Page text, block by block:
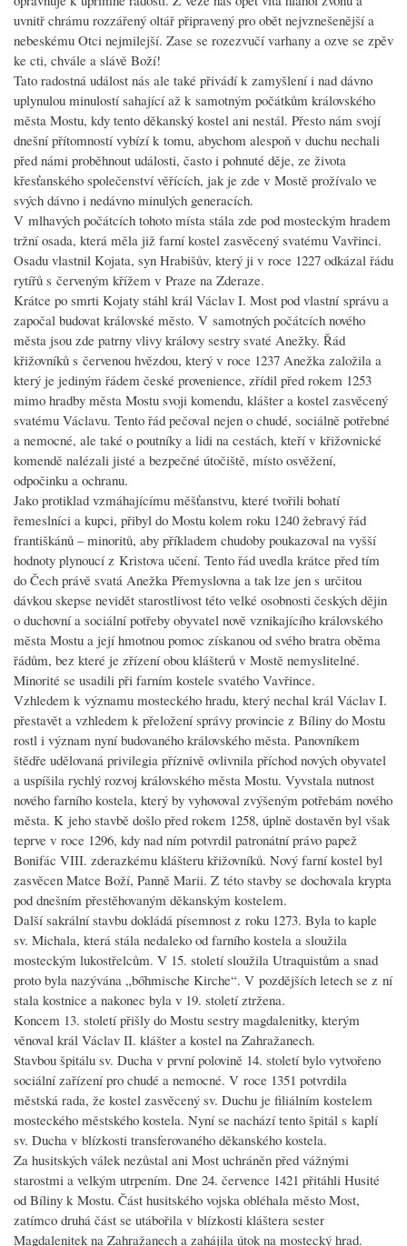
uvnitř chrámu rozzářený oltář připravený pro obět nejvznešenější a
nebeskému Otci nejmilejší. Zase se rozezvučí varhany a ozve se zpěv
ke cti, chvále a slávě Boží!
Tato radostná událost nás ale také přivádí k zamyšlení i nad dávno
uplynulou minulostí sahající až k samotným počátkům královského
města Mostu, kdy tento děkanský kostel ani nestál. Přesto nám svojí
dnešní přítomností vybízí k tomu, abychom alespoň v duchu nechali
před námi proběhnout události, často i pohnuté děje, ze života
křesťanského společenství věřících, jak je zde v Mostě prožívalo ve
svých dávno i nedávno minulých generacích.
V mlhavých počátcích tohoto místa stála zde pod mosteckým hradem
tržní osada, která měla již farní kostel zasvěcený svatému Vavřinci.
Osadu vlastnil Kojata, syn Hrabišův, který ji v roce 1227 odkázal řádu
rytířů s červeným křížem v Praze na Zderaze.
Krátce po smrti Kojaty stáhl král Václav I. Most pod vlastní správu a
započal budovat královské město. V samotných počátcích nového
města jsou zde patrny vlivy královy sestry svaté Anežky. Řád
křižovníků s červenou hvězdou, který v roce 1237 Anežka založila a
který je jediným řádem české provenience, zřídil před rokem 1253
mimo hradby města Mostu svoji komendu, klášter a kostel zasvěcený
svatému Václavu. Tento řád pečoval nejen o chudé, sociálně potřebné
a nemocné, ale také o poutníky a lidi na cestách, kteří v křižovnické
komendě nalézali jisté a bezpečné útočiště, místo osvěžení,
odpočinku a ochranu.
Jako protiklad vzmáhajícímu měšťanstvu, které tvořili bohatí
řemeslníci a kupci, přibyl do Mostu kolem roku 1240 žebravý řád
františkánů – minoritů, aby příkladem chudoby poukazoval na vyšší
hodnoty plynoucí z Kristova učení. Tento řád uvedla krátce před tím
do Čech právě svatá Anežka Přemyslovna a tak lze jen s určitou
dávkou skepse nevidět starostlivost této velké osobnosti českých dějin
o duchovní a sociální potřeby obyvatel nově vznikajícího královského
města Mostu a její hmotnou pomoc získanou od svého bratra oběma
řádům, bez které je zřízení obou klášterů v Mostě nemyslitelné.
Minorité se usadili při farním kostele svatého Vavřince.
Vzhledem k významu mosteckého hradu, který nechal král Václav I.
přestavět a vzhledem k přeložení správy provincie z Bíliny do Mostu
rostl i význam nyní budovaného královského města. Panovníkem
štědře udělovaná privilegia příznivě ovlivnila příchod nových obyvatel
a uspíšila rychlý rozvoj královského města Mostu. Vyvstala nutnost
nového farního kostela, který by vyhovoval zvýšeným potřebám nového
města. K jeho stavbě došlo před rokem 1258, úplně dostavěn byl však
teprve v roce 1296, kdy nad ním potvrdil patronátní právo papež
Bonifác VIII. zderazkému klášteru křižovníků. Nový farní kostel byl
zasvěcen Matce Boží, Panně Marii. Z této stavby se dochovala krypta
pod dnešním přestěhovaným děkanským kostelem.
Další sakrální stavbu dokládá písemnost z roku 1273. Byla to kaple
sv. Michala, která stála nedaleko od farního kostela a sloužila
mosteckým lukostřelcům. V 15. století sloužila Utraquistům a snad
proto byla nazývána „bőhmische Kirche“. V pozdějších letech se z ní
stala kostnice a nakonec byla v 19. století ztržena.
Koncem 13. století přišly do Mostu sestry magdalenitky, kterým
věnoval král Václav II. klášter a kostel na Zahražanech.
Stavbou špitálu sv. Ducha v první polovině 14. století bylo vytvořeno
sociální zařízení pro chudé a nemocné. V roce 1351 potvrdila
městská rada, že kostel zasvěcený sv. Duchu je filiálním kostelem
mosteckého městského kostela. Nyní se nachází tento špitál s kaplí
sv. Ducha v blízkosti transferovaného děkanského kostela.
Za husitských válek nezůstal ani Most uchráněn před vážnými
starostmi a velkým utrpením. Dne 24. července 1421 přitáhli Husité
od Bíliny k Mostu. Část husitského vojska obléhala město Most,
zatímco druhá část se utábořila v blízkosti kláštera sester
Magdalenitek na Zahražanech a zahájila útok na mostecký hrad.